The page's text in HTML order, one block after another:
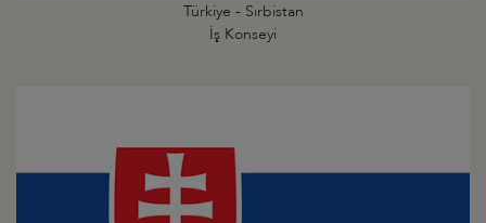
Türkiye - Sırbistan
İş Konseyi